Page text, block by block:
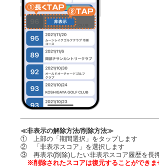
≪非表示の解除方法/削除方法≫
① 上部の「期間選択」をタップします
② 「非表示スコア」を選択します
③ 再表示(削除)したい非表示スコア履歴を長
※削除されたスコアは復元することができ